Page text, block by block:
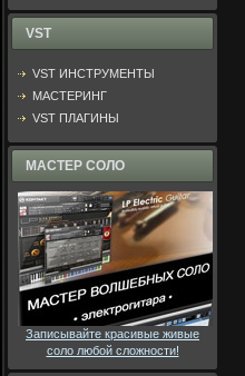
VST
VST ИНСТРУМЕНТЫ
МАСТЕРИНГ
VST ПЛАГИНЫ
МАСТЕР СОЛО
Записывайте красивые живые
соло любой сложности!